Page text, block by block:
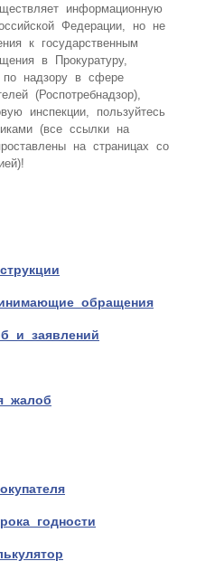
информационную
Федерации, но не
к государственным
в Прокуратуру,
надзору в сфере
(Роспотребнадзор),
инспекции, пользуйтесь
(все ссылки на
на страницах со
обращения
и заявлений
жалоб
годности